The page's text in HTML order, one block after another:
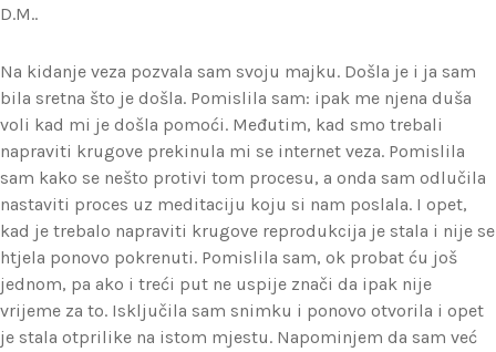
D.M..
Na kidanje veza pozvala sam svoju majku. Došla je i ja sam
bila sretna što je došla. Pomislila sam: ipak me njena duša
voli kad mi je došla pomoći. Međutim, kad smo trebali
napraviti krugove prekinula mi se internet veza. Pomislila
sam kako se nešto protivi tom procesu, a onda sam odlučila
nastaviti proces uz meditaciju koju si nam poslala. I opet,
kad je trebalo napraviti krugove reprodukcija je stala i nije se
htjela ponovo pokrenuti. Pomislila sam, ok probat ću još
jednom, pa ako i treći put ne uspije znači da ipak nije
vrijeme za to. Isključila sam snimku i ponovo otvorila i opet
je stala otprilike na istom mjestu. Napominjem da sam već